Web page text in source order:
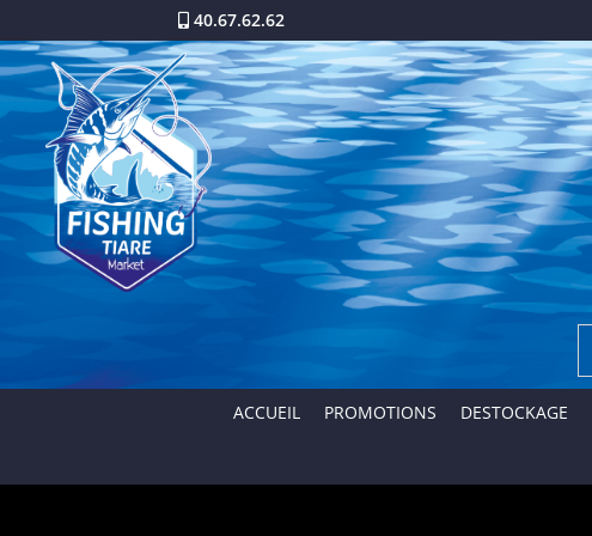
40.67.62.62
ACCUEIL PROMOTIONS DESTOCKAGE